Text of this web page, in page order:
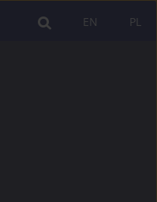
PL
EN